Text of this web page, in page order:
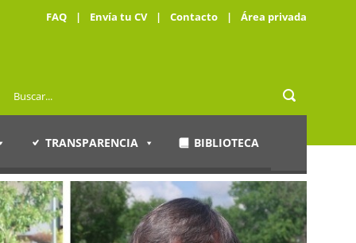
FAQ | Envía tu CV | Contacto | Área privada
TRANSPARENCIA BIBLIOTECA